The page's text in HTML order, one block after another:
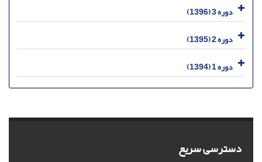
دوره 3 (1396)
دوره 2 (1395)
دوره 1 (1394)
دسترسی سریع